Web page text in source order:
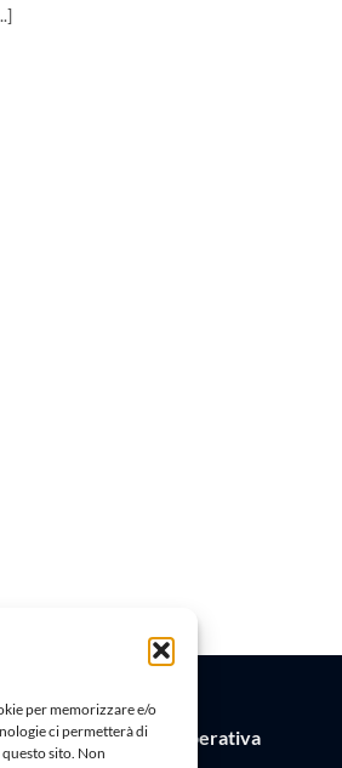
per memorizzare e/o
ci permetterà di
sito. Non
Legale
Società Cooperativa